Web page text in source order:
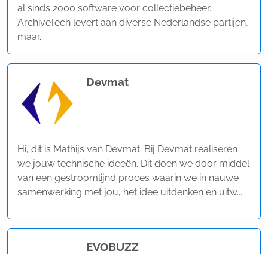
al sinds 2000 software voor collectiebeheer.
ArchiveTech levert aan diverse Nederlandse partijen,
maar...
Devmat
Hi, dit is Mathijs van Devmat. Bij Devmat realiseren
we jouw technische ideeën. Dit doen we door middel
van een gestroomlijnd proces waarin we in nauwe
samenwerking met jou, het idee uitdenken en uitw...
EVOBUZZ